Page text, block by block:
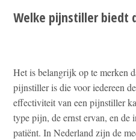
Welke pijnstiller biedt
Het is belangrijk op te merken
pijnstiller is die voor iedereen
effectiviteit van een pijnstiller
type pijn, de ernst ervan, en de
patiënt. In Nederland zijn de